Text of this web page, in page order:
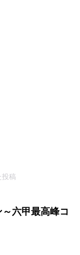
投稿
六甲最高峰コ